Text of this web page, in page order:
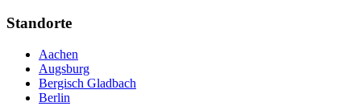
Standorte
Aachen
Augsburg
Bergisch Gladbach
Berlin